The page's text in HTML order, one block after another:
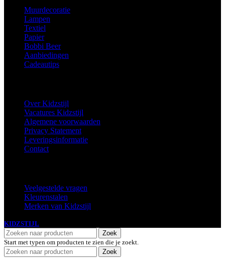
Muurdecoratie
Lampen
Textiel
Papier
Bobbi Beer
Aanbiedingen
Cadeautips
Over Kidzstijl
Vacatures Kidzstijl
Algemene voorwaarden
Privacy Statement
Leveringsinformatie
Contact
Veelgestelde vragen
Kleurenstalen
Merken van Kidzstijl
KIDZSTIJL
Zoek
Start met typen om producten te zien die je zoekt.
Zoek